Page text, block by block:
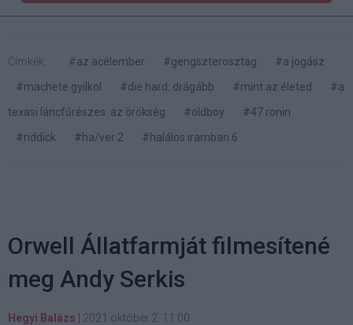
Címkék: #az acélember #gengszterosztag
#a jogász
#machete gyilkol
#die hard: drágább #mint az életed
#a
texasi láncfűrészes: az örökség
#oldboy
#47 ronin
#riddick
#ha/ver 2 #halálos iramban 6
Orwell Állatfarmját filmesítené
meg Andy Serkis
Hegyi Balázs 2021 október 2. 11:00